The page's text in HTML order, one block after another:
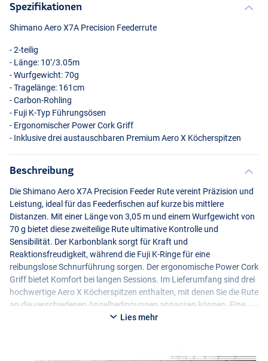
Spezifikationen
Shimano Aero X7A Precision Feederrute
- 2-teilig
- Länge: 10’/3.05m
- Wurfgewicht: 70g
- Tragelänge: 161cm
- Carbon-Rohling
- Fuji K-Typ Führungsösen
- Ergonomischer Power Cork Griff
- Inklusive drei austauschbaren Premium Aero X Köcherspitzen
Beschreibung
Die Shimano Aero X7A Precision Feeder Rute vereint Präzision und
Leistung, ideal für das Feederfischen auf kurze bis mittlere
Distanzen. Mit einer Länge von 3,05 m und einem Wurfgewicht von
70 g bietet diese zweiteilige Rute ultimative Kontrolle und
Sensibilität. Der Karbonblank sorgt für Kraft und
Reaktionsfreudigkeit, während die Fuji K-Ringe für eine
reibungslose Schnurführung sorgen. Der ergonomische Power Cork
Griff bietet Komfort bei langen Sessions. Im Lieferumfang sind drei
hochwertige Aero X Köcherspitzen enthalten, mit denen Sie die Rute
an die verschiedenen Angelbedingungen anpassen können. Eine
perfekte Wahl für den Kenner des Feederfischens!
Lies mehr